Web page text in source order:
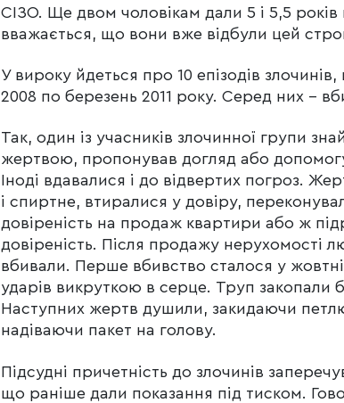
СІЗО. Ще двом чоловікам дали 5 і 5,5 років
вважається, що вони вже відбули цей
У вироку йдеться про 10 епізодів
2008 по березень 2011 року. Серед них –
Так, один із учасників злочинної групи
жертвою, пропонував догляд або
Іноді вдавалися і до відвертих погроз.
і спиртне, втиралися у довіру,
довіреність на продаж квартири або ж
довіреність. Після продажу нерухомості
вбивали. Перше вбивство сталося у жовтні
ударів викруткою в серце. Труп закопали
Наступних жертв душили, закидаючи
надіваючи пакет на голову.
Підсудні причетність до злочинів
що раніше дали показання під тиском.